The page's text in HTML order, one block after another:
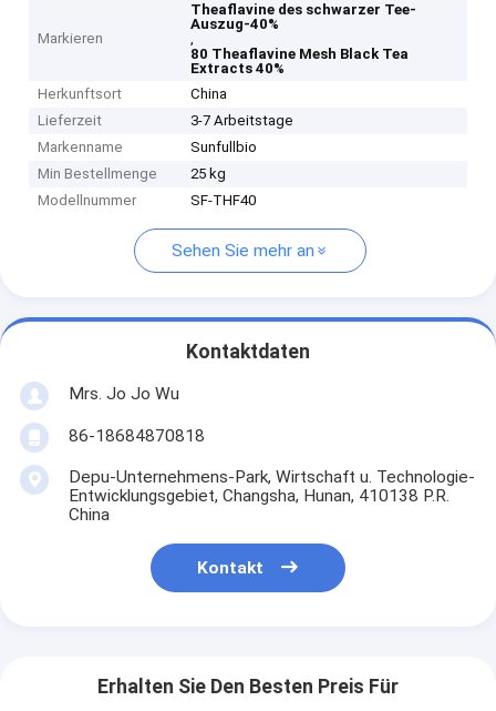
Markieren
Theaflavine des schwarzer Tee-
Auszug-40%
,
80 Theaflavine Mesh Black Tea
Extracts 40%
Herkunftsort
China
Lieferzeit
3-7 Arbeitstage
Markenname
Sunfullbio
Min Bestellmenge
25 kg
Modellnummer
SF-THF40
Sehen Sie mehr an
Kontaktdaten
Mrs. Jo Jo Wu
86-18684870818
Depu-Unternehmens-Park, Wirtschaft u. Technologie-
Entwicklungsgebiet, Changsha, Hunan, 410138 P.R.
China
Kontakt
Erhalten Sie Den Besten Preis Für